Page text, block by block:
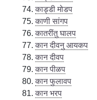
काड्डी मोडप
काणी सांगप
कातरींतु घालप
कान दीवनु आयकप
कान दीवप
कान पीळप
कान फुलावप
कान भरप